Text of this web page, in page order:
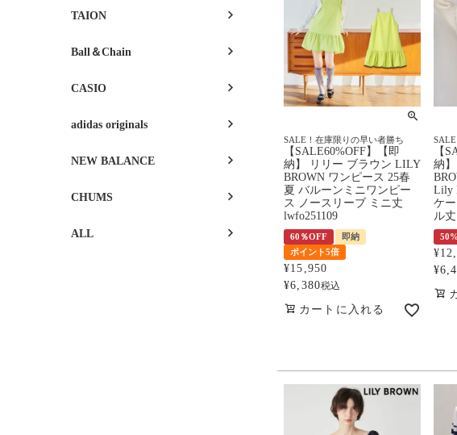
TAION
Ball＆Chain
CASIO
adidas originals
NEW BALANCE
CHUMS
ALL
SALE！在庫限りの早い者勝ち
【SALE60%OFF】【即
納】 リリー ブラウン LILY
BROWN ワンピース 25春
夏 バルーンミニワンピー
ス ノースリーブ ミニ丈
lwfo251109
60％OFF
即納
ポイント5倍
¥15,950
¥6,380税込
カートに入れる
【
納
Lily
ケ
ル
¥
¥